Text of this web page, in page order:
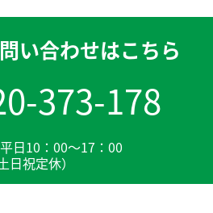
い合わせはこちら
373-178
日10：00～17：00
日祝定休）